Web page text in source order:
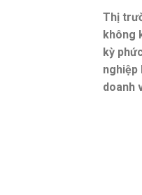
Thị
không
kỳ
nghiệp
doanh